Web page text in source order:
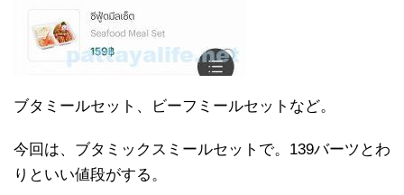
ブタミールセット、ビーフミールセットなど。
今回は、ブタミックスミールセットで。139バーツとわ
りといい値段がする。